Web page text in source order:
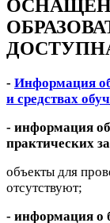
- Информация
и средствах
- информация
практических
объекты для
отсутствуют;
- информация о